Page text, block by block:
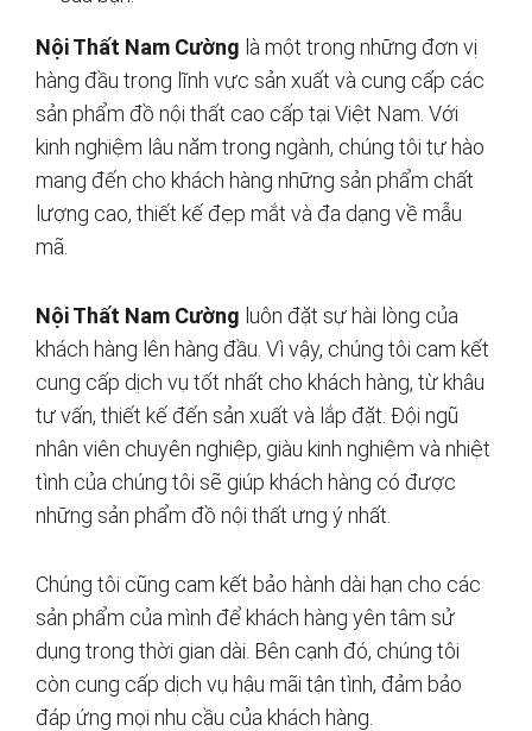
Nội Thất Nam Cường là một trong những đơn vị
hàng đầu trong lĩnh vực sản xuất và cung cấp các
sản phẩm đồ nội thất cao cấp tại Việt Nam. Với
kinh nghiệm lâu năm trong ngành, chúng tôi tự hào
mang đến cho khách hàng những sản phẩm chất
lượng cao, thiết kế đẹp mắt và đa dạng về mẫu
mã.
Nội Thất Nam Cường luôn đặt sự hài lòng của
khách hàng lên hàng đầu. Vì vậy, chúng tôi cam kết
cung cấp dịch vụ tốt nhất cho khách hàng, từ khâu
tư vấn, thiết kế đến sản xuất và lắp đặt. Đội ngũ
nhân viên chuyên nghiệp, giàu kinh nghiệm và nhiệt
tình của chúng tôi sẽ giúp khách hàng có được
những sản phẩm đồ nội thất ưng ý nhất.
Chúng tôi cũng cam kết bảo hành dài hạn cho các
sản phẩm của mình để khách hàng yên tâm sử
dụng trong thời gian dài. Bên cạnh đó, chúng tôi
còn cung cấp dịch vụ hậu mãi tận tình, đảm bảo
đáp ứng mọi nhu cầu của khách hàng.